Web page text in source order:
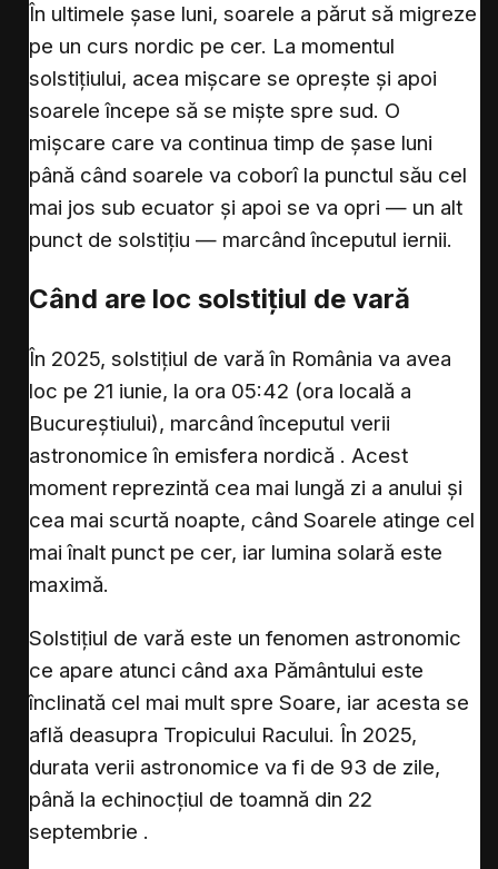
În ultimele șase luni, soarele a părut să migreze
pe un curs nordic pe cer. La momentul
solstițiului, acea mișcare se oprește și apoi
soarele începe să se miște spre sud. O
mișcare care va continua timp de șase luni
până când soarele va coborî la punctul său cel
mai jos sub ecuator și apoi se va opri — un alt
punct de solstițiu — marcând începutul iernii.
Când are loc solstițiul de vară
În 2025, solstițiul de vară în România va avea
loc pe 21 iunie, la ora 05:42 (ora locală a
Bucureștiului), marcând începutul verii
astronomice în emisfera nordică . Acest
moment reprezintă cea mai lungă zi a anului și
cea mai scurtă noapte, când Soarele atinge cel
mai înalt punct pe cer, iar lumina solară este
maximă.
Solstițiul de vară este un fenomen astronomic
ce apare atunci când axa Pământului este
înclinată cel mai mult spre Soare, iar acesta se
află deasupra Tropicului Racului. În 2025,
durata verii astronomice va fi de 93 de zile,
până la echinocțiul de toamnă din 22
septembrie .